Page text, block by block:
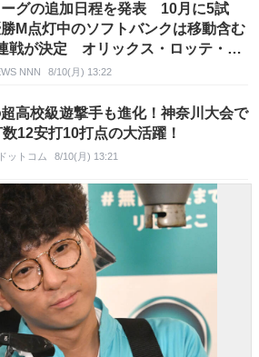
グの追加日程を発表 10月に5試
M点灯中のソフトバンクは移動含む
戦が決定 オリックス・ロッテ・楽
試合が決定
NNN 8/10(月) 13:22
高校級遊撃手も進化！神奈川大会で
12安打10打点の大活躍！
ットコム 8/10(月) 13:21